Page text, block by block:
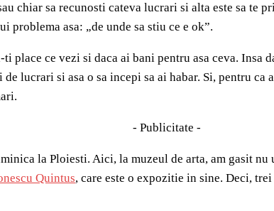
chiar sa recunosti cateva lucrari si alta este sa te
problema asa: „de unde sa stiu ce e ok”.
place ce vezi si daca ai bani pentru asa ceva. Insa
lucrari si asa o sa incepi sa ai habar. Si, pentru ca
- Publicitate -
la Ploiesti. Aici, la muzeul de arta, am gasit
Quintus, care este o expozitie in sine. Deci,